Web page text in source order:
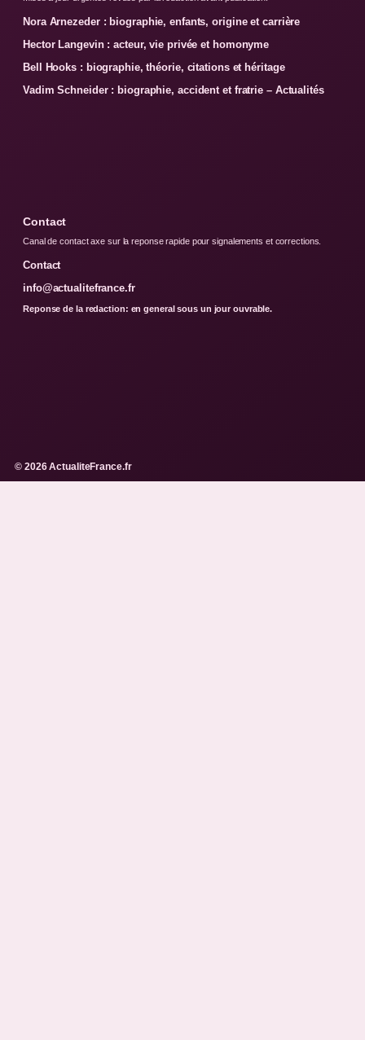
Nora Arnezeder : biographie, enfants, origine et carrière
Hector Langevin : acteur, vie privée et homonyme
Bell Hooks : biographie, théorie, citations et héritage
Vadim Schneider : biographie, accident et fratrie – Actualités
Contact
Canal de contact axe sur la reponse rapide pour signalements et corrections.
Contact
info@actualitefrance.fr
Reponse de la redaction: en general sous un jour ouvrable.
© 2026 ActualiteFrance.fr